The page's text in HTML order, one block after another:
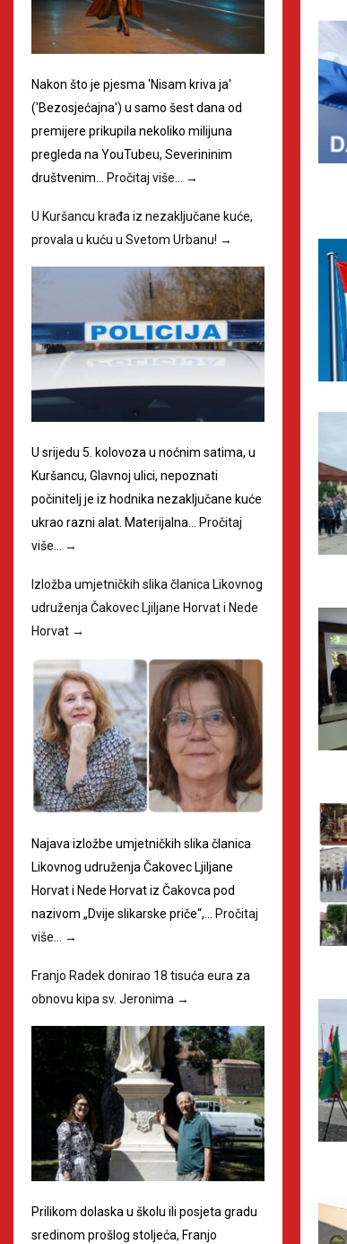
Nakon što je pjesma 'Nisam kriva ja'
('Bezosjećajna') u samo šest dana od
premijere prikupila nekoliko milijuna
pregleda na YouTubeu, Severininim
društvenim… Pročitaj više… →
U Kuršancu krađa iz nezaključane kuće,
provala u kuću u Svetom Urbanu! →
U srijedu 5. kolovoza u noćnim satima, u
Kuršancu, Glavnoj ulici, nepoznati
počinitelj je iz hodnika nezaključane kuće
ukrao razni alat. Materijalna…
Pročitaj
više…
→
Izložba umjetničkih slika članica Likovnog
udruženja Čakovec Ljiljane Horvat i Nede
Horvat →
Najava izložbe umjetničkih slika članica
Likovnog udruženja Čakovec Ljiljane
Horvat i Nede Horvat iz Čakovca pod
nazivom „Dvije slikarske priče“,…
Pročitaj
više…
→
Franjo Radek donirao 18 tisuća eura za
obnovu kipa sv. Jeronima →
Prilikom dolaska u školu ili posjeta gradu
sredinom prošlog stoljeća, Franjo